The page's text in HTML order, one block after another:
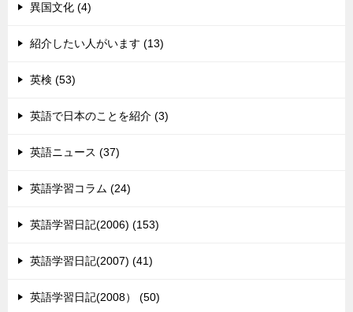
異国文化 (4)
紹介したい人がいます (13)
英検 (53)
英語で日本のことを紹介 (3)
英語ニュース (37)
英語学習コラム (24)
英語学習日記(2006) (153)
英語学習日記(2007) (41)
英語学習日記(2008） (50)